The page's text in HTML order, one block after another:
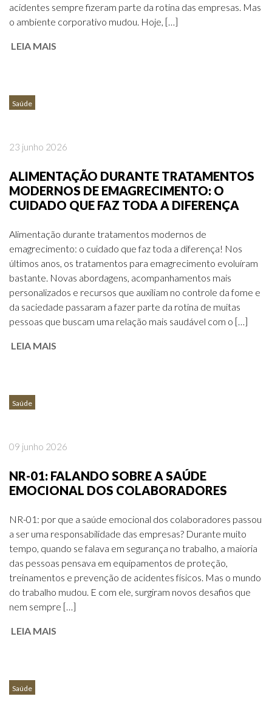
acidentes sempre fizeram parte da rotina das empresas. Mas
o ambiente corporativo mudou. Hoje, […]
LEIA MAIS
Saúde
23 junho 2026
ALIMENTAÇÃO DURANTE TRATAMENTOS
MODERNOS DE EMAGRECIMENTO: O
CUIDADO QUE FAZ TODA A DIFERENÇA
Alimentação durante tratamentos modernos de
emagrecimento: o cuidado que faz toda a diferença! Nos
últimos anos, os tratamentos para emagrecimento evoluíram
bastante. Novas abordagens, acompanhamentos mais
personalizados e recursos que auxiliam no controle da fome e
da saciedade passaram a fazer parte da rotina de muitas
pessoas que buscam uma relação mais saudável com o […]
LEIA MAIS
Saúde
09 junho 2026
NR-01: FALANDO SOBRE A SAÚDE
EMOCIONAL DOS COLABORADORES
NR-01: por que a saúde emocional dos colaboradores passou
a ser uma responsabilidade das empresas? Durante muito
tempo, quando se falava em segurança no trabalho, a maioria
das pessoas pensava em equipamentos de proteção,
treinamentos e prevenção de acidentes físicos. Mas o mundo
do trabalho mudou. E com ele, surgiram novos desafios que
nem sempre […]
LEIA MAIS
Saúde